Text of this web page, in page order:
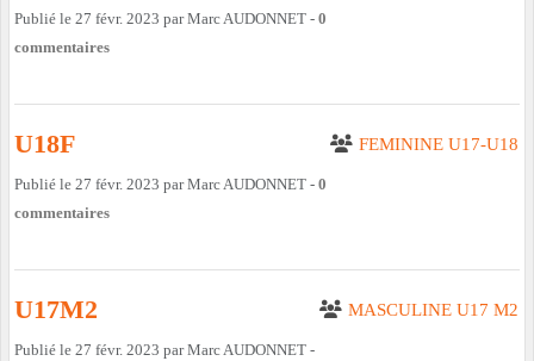
Publié le 27 févr. 2023 parMarc AUDONNET - 0
commentaires
U18F FEMININE U17-U18
Publié le 27 févr. 2023 parMarc AUDONNET - 0
commentaires
U17M2 MASCULINE U17 M2
Publié le 27 févr. 2023 parMarc AUDONNET -